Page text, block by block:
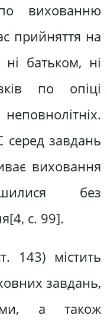
вихованню
прийняття на
батьком, ні
по опіці
завдань
виховання
без
c. 99].
143) містить
завдань,
а також